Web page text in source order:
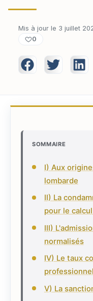
Mis à jour le 3 juillet
0
SOMMAIRE
I) Aux
lombarde
II) La
pour le
III)
normalisés
IV) Le taux
V) La